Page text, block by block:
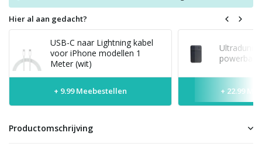
Hier al aan gedacht?
USB-C naar Lightning kabel
voor iPhone modellen 1
Meter (wit)
+ 9.99 Meebestellen + 22.99
Productomschrijving